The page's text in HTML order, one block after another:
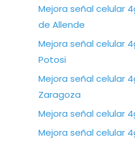
Mejora señal celular
de Allende
Mejora señal celular
Potosi
Mejora señal celular
Zaragoza
Mejora señal celular
Mejora señal celular